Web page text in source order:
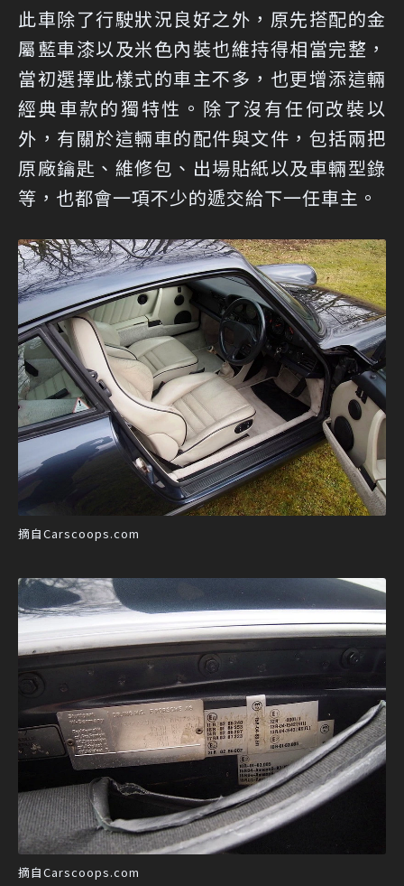
此車除了行駛狀況良好之外，原先搭配的金
屬藍車漆以及米色內裝也維持得相當完整，
當初選擇此樣式的車主不多，也更增添這輛
經典車款的獨特性。除了沒有任何改裝以
外，有關於這輛車的配件與文件，包括兩把
原廠鑰匙、維修包、出場貼紙以及車輛型錄
等，也都會一項不少的遞交給下一任車主。
摘自Carscoops.com
摘自Carscoops.com